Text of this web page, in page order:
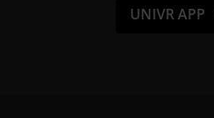
UNIVR APP